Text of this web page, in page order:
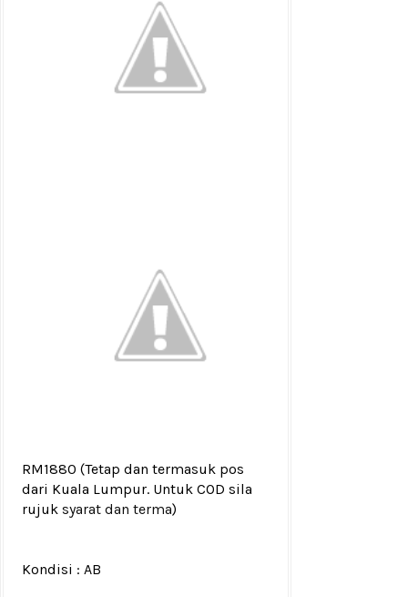
RM1880 (Tetap dan termasuk pos
dari Kuala Lumpur. Untuk COD sila
rujuk syarat dan terma)
Kondisi : AB